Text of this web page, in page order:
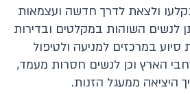
ולצאת לדרך חדשה ועצמאות
לנשים השוהות במקלטים ובדירות
במרכזים למניעה ולטיפול
הארץ וכן לנשים חסרות מעמד,
היציאה ממעגל הזנות.